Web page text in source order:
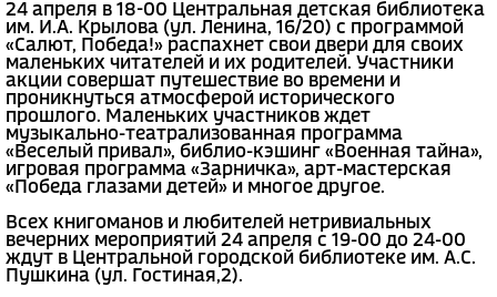
24 апреля в 18-00 Центральная детская библиотека
им. И.А. Крылова (ул. Ленина, 16/20) с программой
«Салют, Победа!» распахнет свои двери для своих
маленьких читателей и их родителей. Участники
акции совершат путешествие во времени и
проникнуться атмосферой исторического
прошлого. Маленьких участников ждет
музыкально-театрализованная программа
«Веселый привал», библио-кэшинг «Военная тайна»,
игровая программа «Зарничка», арт-мастерская
«Победа глазами детей» и многое другое.
Всех книгоманов и любителей нетривиальных
вечерних мероприятий 24 апреля с 19-00 до 24-00
ждут в Центральной городской библиотеке им. А.С.
Пушкина (ул. Гостиная,2).